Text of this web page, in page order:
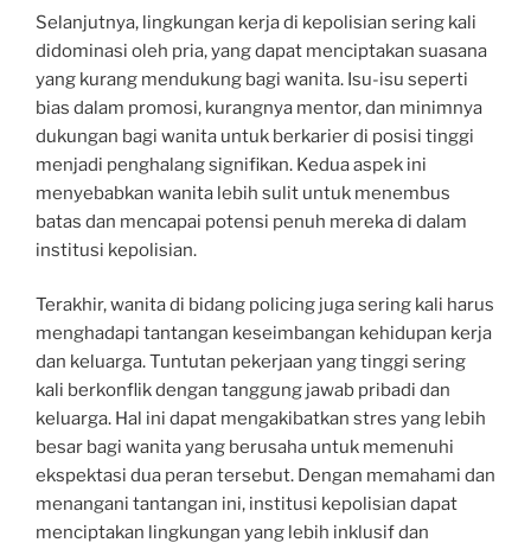
Selanjutnya, lingkungan kerja di kepolisian sering kali
didominasi oleh pria, yang dapat menciptakan suasana
yang kurang mendukung bagi wanita. Isu-isu seperti
bias dalam promosi, kurangnya mentor, dan minimnya
dukungan bagi wanita untuk berkarier di posisi tinggi
menjadi penghalang signifikan. Kedua aspek ini
menyebabkan wanita lebih sulit untuk menembus
batas dan mencapai potensi penuh mereka di dalam
institusi kepolisian.
Terakhir, wanita di bidang policing juga sering kali harus
menghadapi tantangan keseimbangan kehidupan kerja
dan keluarga. Tuntutan pekerjaan yang tinggi sering
kali berkonflik dengan tanggung jawab pribadi dan
keluarga. Hal ini dapat mengakibatkan stres yang lebih
besar bagi wanita yang berusaha untuk memenuhi
ekspektasi dua peran tersebut. Dengan memahami dan
menangani tantangan ini, institusi kepolisian dapat
menciptakan lingkungan yang lebih inklusif dan